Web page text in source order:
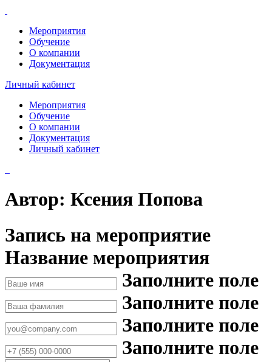
Мероприятия
Обучение
О компании
Документация
Личный кабинет
Мероприятия
Обучение
О компании
Документация
Личный кабинет
Автор: Ксения Попова
Запись на мероприятие
Название мероприятия
Заполните поле
Заполните поле
Заполните поле
Заполните поле